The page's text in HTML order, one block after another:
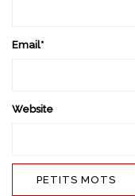
Email*
Website